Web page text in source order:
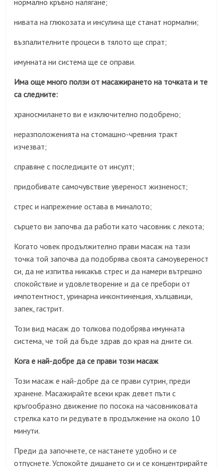
нивата на глюкозата и инсулина ще станат нормални;
възпалителните процеси в тялото ще спрат;
имунната ни система ще се оправи.
Има още много ползи от масажирането на точката и те
са следните:
храносмилането ви е изключително подобрено;
неразположенията на стомашно-чревния тракт
изчезват;
справяне с последиците от инсулт;
придобивате самочувствие увереност жизненост;
стрес и напрежение остава в миналото;
сърцето ви започва да работи като часовник с лекота;
Когато човек продължително прави масаж на тази
точка той започва да подобрява своята самоувереност
си, да не изпитва никакъв стрес и да намери вътрешно
спокойствие и удовлетворение и да се пребори от
импотентност, уринарна инконтиненция, хълцавици,
запек, гастрит.
Този вид масаж до толкова подобрява имунната
система, че той да бъде здрав до края на дните си.
Кога е най-добре да се прави този масаж
Този масаж е най-добре да се прави сутрин, преди
хранене. Масажирайте всеки крак девет пъти с
кръгообразно движение по посока на часовниковата
стрелка като ги редувате в продължение на около 10
минути.
Преди да започнете, се настанете удобно и се
отпуснете. Успокойте дишането си и се концентрирайте